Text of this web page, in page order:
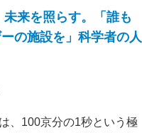
来を照らす。「誰も
の施設を」科学者の人
、100京分の1秒という極